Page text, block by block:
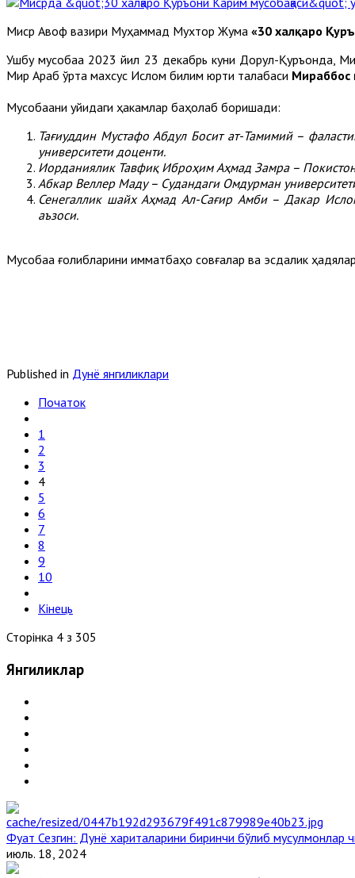
Миср Авқоф вазири Муҳаммад Мухтор Жума «30 халқаро
Ушбу мусобақа 2023 йил 23 декабрь куни Дорул-Қуръонда,
Мир Араб ўрта махсус Ислом билим юрти талабаси Мираббос
Мусобақани қуйидаги ҳакамлар баҳолаб боришади:
Тағиуддин Мустафо Абдул Босит ат-Тамимий –
университети доценти.
Иорданиялик Тавфиқ Иброҳим Аҳмад Замра –
Абкар Веллер Маду – Судандаги Омдурман
Сенегаллик шайх Аҳмад Ал-Сағир Амби – Дакар
аъзоси.
Мусобақа ғолибларини қимматбаҳо совғалар ва эсдалик
Published in Дунё янгиликлари
Початок
1
2
3
4
5
6
7
8
9
10
Кінець
Сторінка 4 з 305
Янгиликлар
Фуат Сезгин: Дунё хариталарини биринчи бўлиб мусулмонлар
июль. 18, 2024